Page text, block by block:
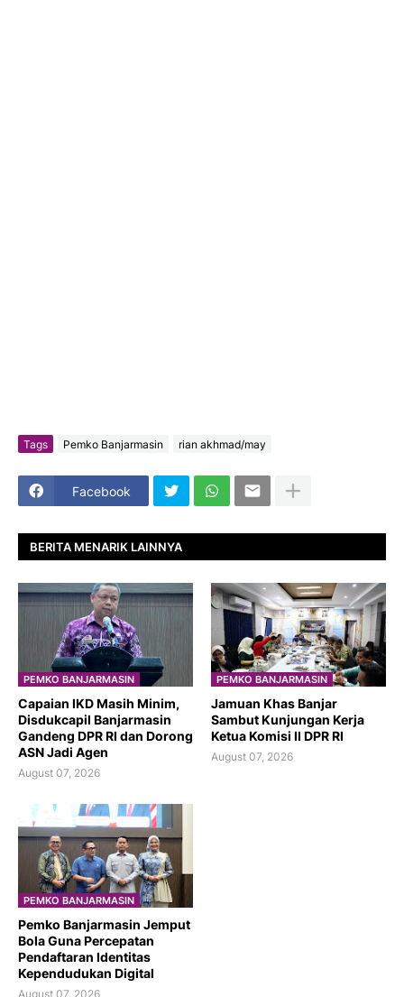
Tags Pemko Banjarmasin rian akhmad/may
Facebook
BERITA MENARIK LAINNYA
PEMKO BANJARMASIN
Capaian IKD Masih Minim,
Disdukcapil Banjarmasin
Gandeng DPR RI dan Dorong
ASN Jadi Agen
August 07, 2026
PEMKO BANJARMASIN
Jamuan Khas Banjar
Sambut Kunjungan Kerja
Ketua Komisi II DPR RI
August 07, 2026
PEMKO BANJARMASIN
Pemko Banjarmasin Jemput
Bola Guna Percepatan
Pendaftaran Identitas
Kependudukan Digital
August 07, 2026